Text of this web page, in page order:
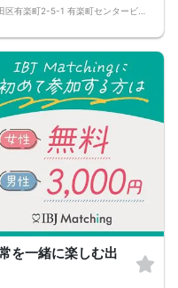
先を渡してみましょう！
にお願い致します。
止と判断する場合がございま
を一緒に楽しむ出